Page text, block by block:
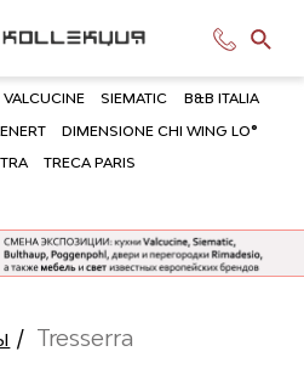
VALCUCINE SIEMATIC B&B ITALIA
DIMENSIONE CHI WING LO®
TRECA PARIS
/ Tresserra